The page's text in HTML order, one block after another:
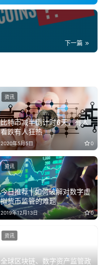
下一篇
比特币减半倒计时6天，有人
看跌有人狂热
2020年5月5日 0
资讯
今日推荐 | 如何破解对数字虚
拟货币监管的难题
2019年12月13日 0
资讯
全球区块链、数字资产监管政
资讯